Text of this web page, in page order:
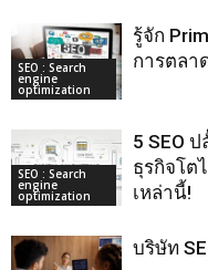
SEO : Search
engine
optimization
รู้จัก
การตลา
SEO : Search
engine
optimization
5 SEO
ธุรกิจโต
เหล่านี้!
บริษัท